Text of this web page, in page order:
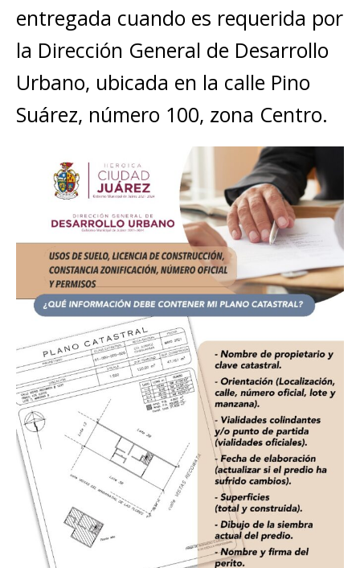
entregada cuando es requerida por
la Dirección General de Desarrollo
Urbano, ubicada en la calle Pino
Suárez, número 100, zona Centro.